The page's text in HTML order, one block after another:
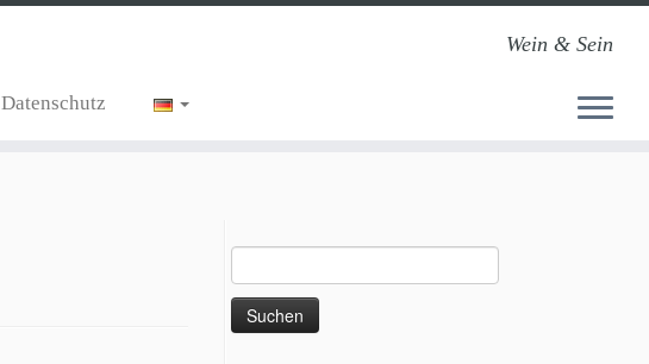
Wein & Sein
Datenschutz
nach: